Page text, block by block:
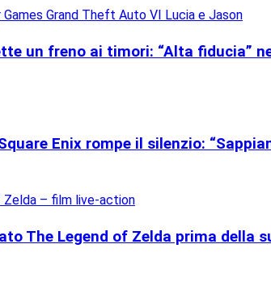
un freno ai timori: “Alta fiducia”
Enix rompe il silenzio:
The Legend of Zelda prima della